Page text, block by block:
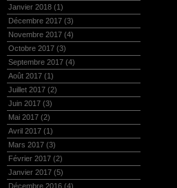
Janvier 2018 (1)
Décembre 2017 (3)
Novembre 2017 (4)
Octobre 2017 (3)
Septembre 2017 (4)
Août 2017 (1)
Juillet 2017 (2)
Juin 2017 (3)
Mai 2017 (2)
Avril 2017 (1)
Mars 2017 (3)
Février 2017 (2)
Janvier 2017 (5)
Décembre 2016 (4)